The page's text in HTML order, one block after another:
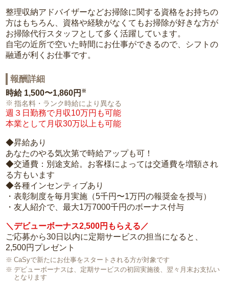
整理収納アドバイザーなどお掃除に関する資格をお持ちの
方はもちろん、資格や経験がなくてもお掃除が好きな方が
お掃除代行スタッフとして多く活躍しています。
自宅の近所で空いた時間にお仕事ができるので、シフトの
融通が利くお仕事です。
報酬詳細
時給 1,500〜1,860円 ※
指名料・ランク時給により異なる
週３日勤務で月収10万円も可能
本業として月収30万以上も可能
◆昇給あり
あなたのやる気次第で時給アップも可！
◆交通費：別途支給。お客様によっては交通費を増額され
る方もいます
◆各種インセンティブあり
・表彰制度を毎月実施（5千円〜1万円の報奨金を授与）
・友人紹介で、最大1万7000千円のボーナス付与
＼デビューボーナス2,500円もらえる／
ご応募から30日以内に定期サービスの担当になると、
2,500円プレゼント
CaSyで新たにお仕事をスタートされる方が対象です
デビューボーナスは、定期サービスの初回実施後、翌々月末お支払い
となります